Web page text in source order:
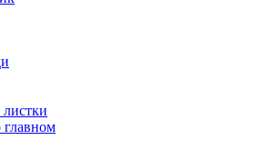
главном